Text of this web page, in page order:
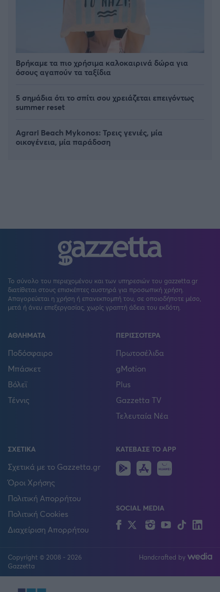
Βρήκαμε τα πιο χρήσιμα καλοκαιρινά δώρα για
όσους αγαπούν τα ταξίδια
5 σημάδια ότι το σπίτι σου χρειάζεται επειγόντως
summer reset
Agrari Beach Mykonos: Τρεις γενιές, μία
οικογένεια, μία παράδοση
Το σύνολο του περιεχομένου και των υπηρεσιών του gazzetta.gr
διατίθεται στους επισκέπτες αυστηρά για προσωπική χρήση.
Απαγορεύεται η χρήση ή επανεκπομπή του, σε οποιοδήποτε μέσο,
μετά ή άνευ επεξεργασίας, χωρίς γραπτή άδεια του εκδότη.
ΑΘΛΗΜΑΤΑ
Ποδόσφαιρο
Μπάσκετ
Βόλεϊ
Τέννις
ΠΕΡΙΣΣΟΤΕΡΑ
Πρωτοσέλιδα
gMotion
Plus
Gazzetta TV
Τελευταία Νέα
ΣΧΕΤΙΚΑ
Σχετικά με το Gazzetta.gr
Όροι Χρήσης
Πολιτική Απορρήτου
Πολιτική Cookies
Διαχείριση Απορρήτου
ΚΑΤΕΒΑΣΕ ΤΟ APP
Android
IOS
SOCIAL MEDIA
FacebookTwitterInstagram
YouTubeTikTok
Copyright © 2008 - 2026
Gazzetta
Handcrafted by